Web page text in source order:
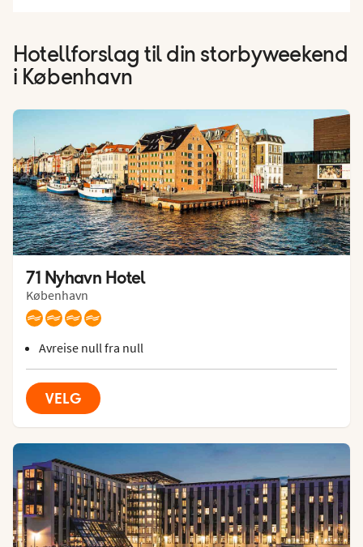
Hotellforslag til din storbyweekend
i København
71 Nyhavn Hotel
København
Avreise null fra null
VELG